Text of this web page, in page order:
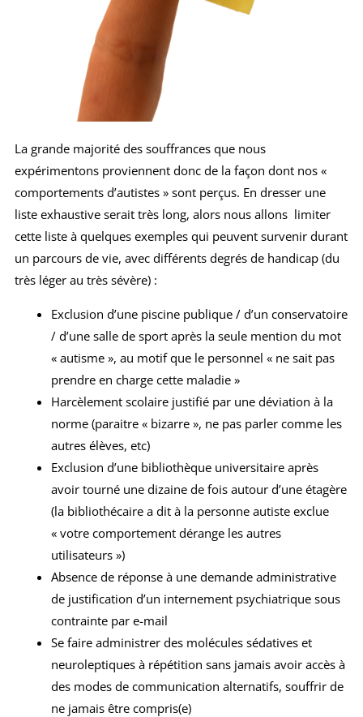
La grande majorité des souffrances que nous
expérimentons proviennent donc de la façon dont nos «
comportements d’autistes » sont perçus. En dresser une
liste exhaustive serait très long, alors nous allons limiter
cette liste à quelques exemples qui peuvent survenir durant
un parcours de vie, avec différents degrés de handicap (du
très léger au très sévère) :
Exclusion d’une piscine publique / d’un conservatoire
/ d’une salle de sport après la seule mention du mot
« autisme », au motif que le personnel « ne sait pas
prendre en charge cette maladie »
Harcèlement scolaire justifié par une déviation à la
norme (paraitre « bizarre », ne pas parler comme les
autres élèves, etc)
Exclusion d’une bibliothèque universitaire après
avoir tourné une dizaine de fois autour d’une étagère
(la bibliothécaire a dit à la personne autiste exclue
« votre comportement dérange les autres
utilisateurs »)
Absence de réponse à une demande administrative
de justification d’un internement psychiatrique sous
contrainte par e-mail
Se faire administrer des molécules sédatives et
neuroleptiques à répétition sans jamais avoir accès à
des modes de communication alternatifs, souffrir de
ne jamais être compris(e)